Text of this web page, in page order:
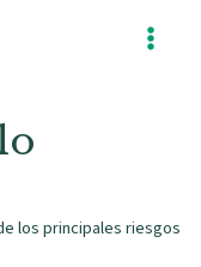
Main
los principales riesgos